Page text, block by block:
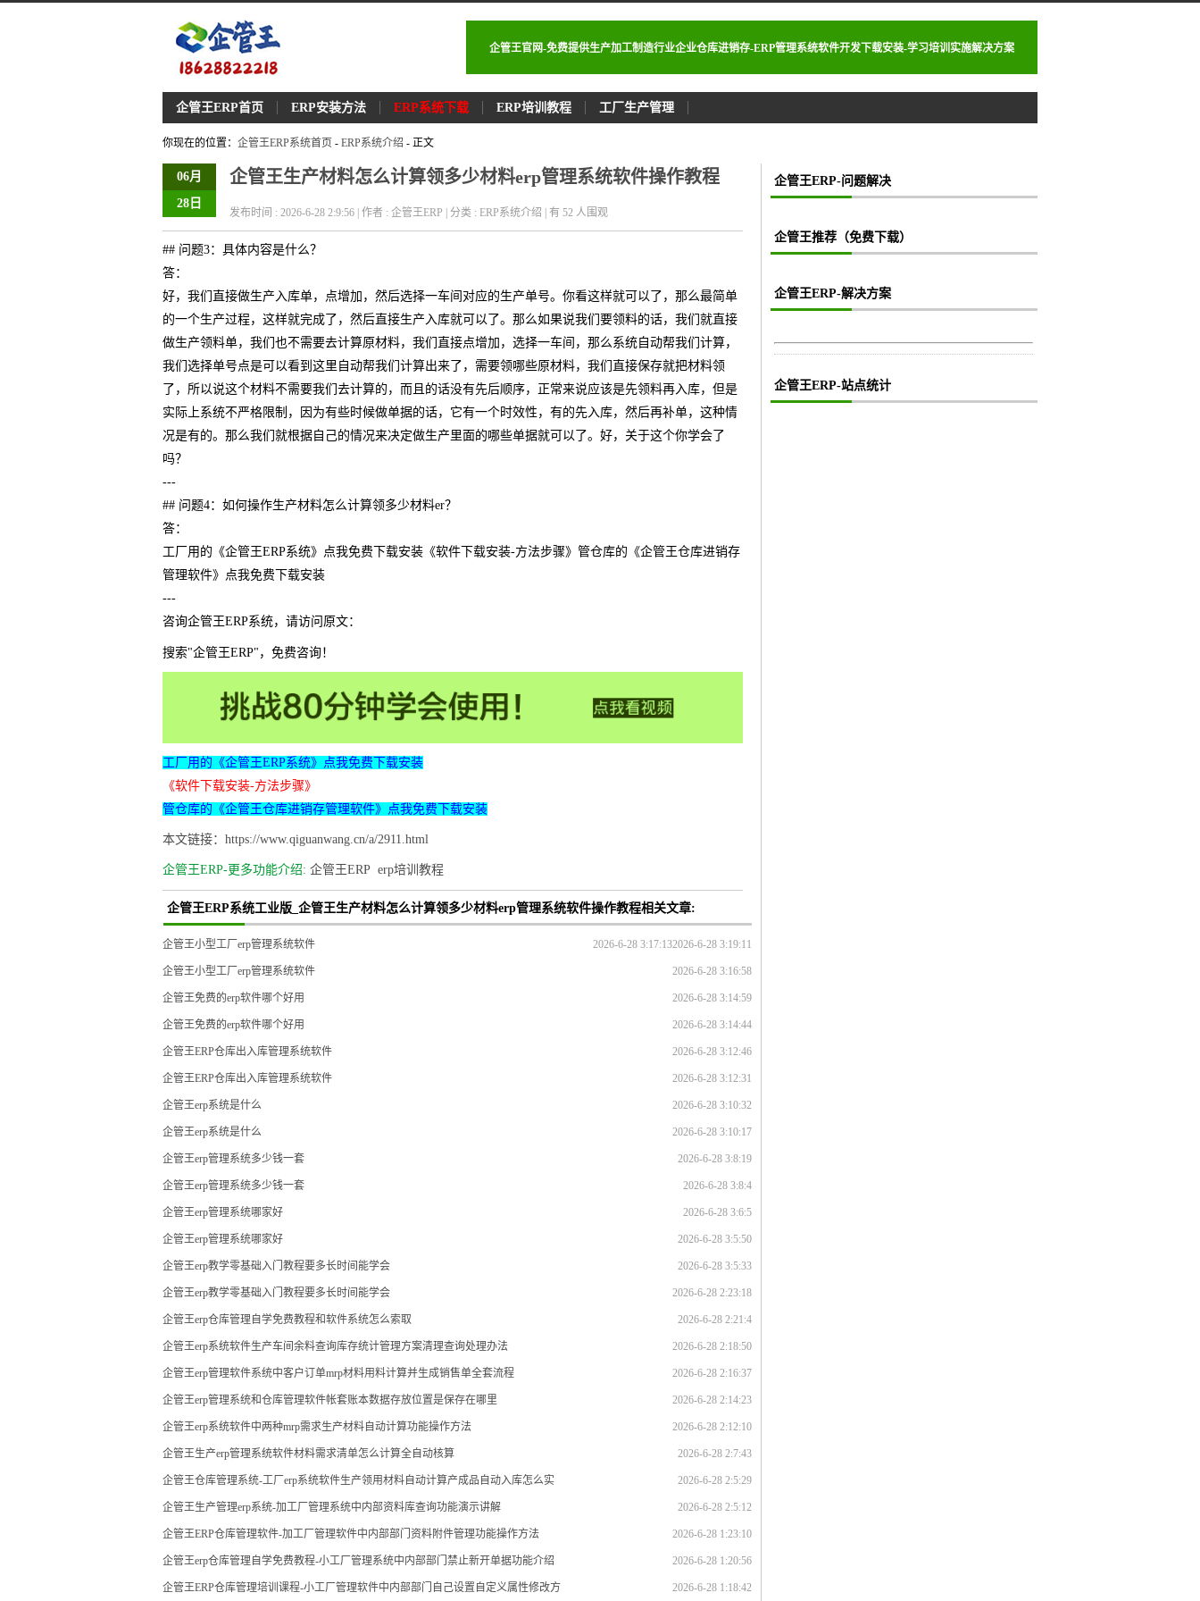
企管王官网-免费提供生产加工制造行业企业仓库进销存-ERP管理系统软件开发下载安装-学习培训实施解决方案
企管王ERP首页 ERP安装方法 ERP系统下载 ERP培训教程 工厂生产管理
你现在的位置： 企管王ERP系统首页 - ERP系统介绍 - 正文
06月
28日
企管王生产材料怎么计算领多少材料erp管理系统软件操作教程
发布时间 : 2026-6-28 2:9:56 | 作者 : 企管王ERP | 分类 : ERP系统介绍 | 有 52 人围观
## 问题3：具体内容是什么？
答：
好，我们直接做生产入库单，点增加，然后选择一车间对应的生产单号。你看这样就可以了，那么最简单
的一个生产过程，这样就完成了，然后直接生产入库就可以了。那么如果说我们要领料的话，我们就直接
做生产领料单，我们也不需要去计算原材料，我们直接点增加，选择一车间，那么系统自动帮我们计算，
我们选择单号点是可以看到这里自动帮我们计算出来了，需要领哪些原材料，我们直接保存就把材料领
了，所以说这个材料不需要我们去计算的，而且的话没有先后顺序，正常来说应该是先领料再入库，但是
实际上系统不严格限制，因为有些时候做单据的话，它有一个时效性，有的先入库，然后再补单，这种情
况是有的。那么我们就根据自己的情况来决定做生产里面的哪些单据就可以了。好，关于这个你学会了
吗？
---
## 问题4：如何操作生产材料怎么计算领多少材料er？
答：
工厂用的《企管王ERP系统》点我免费下载安装《软件下载安装-方法步骤》管仓库的《企管王仓库进销存
管理软件》点我免费下载安装
---
咨询企管王ERP系统，请访问原文：
搜索"企管王ERP"，免费咨询！
工厂用的《企管王ERP系统》点我免费下载安装
《软件下载安装-方法步骤》
管仓库的《企管王仓库进销存管理软件》点我免费下载安装
本文链接：https://www.qiguanwang.cn/a/2911.html
企管王ERP-更多功能介绍: 企管王ERP erp培训教程
企管王ERP系统工业版_企管王生产材料怎么计算领多少材料erp管理系统软件操作教程相关文章:
2026-6-28 3:19:11
企管王小型工厂erp管理系统软件 2026-6-28 3:17:13
企管王小型工厂erp管理系统软件 2026-6-28 3:16:58
企管王免费的erp软件哪个好用 2026-6-28 3:14:59
企管王免费的erp软件哪个好用 2026-6-28 3:14:44
企管王ERP仓库出入库管理系统软件 2026-6-28 3:12:46
企管王ERP仓库出入库管理系统软件 2026-6-28 3:12:31
企管王erp系统是什么 2026-6-28 3:10:32
企管王erp系统是什么 2026-6-28 3:10:17
企管王erp管理系统多少钱一套 2026-6-28 3:8:19
企管王erp管理系统多少钱一套 2026-6-28 3:8:4
企管王erp管理系统哪家好 2026-6-28 3:6:5
企管王erp管理系统哪家好 2026-6-28 3:5:50
企管王erp教学零基础入门教程要多长时间能学会 2026-6-28 3:5:33
企管王erp教学零基础入门教程要多长时间能学会 2026-6-28 2:23:18
企管王erp仓库管理自学免费教程和软件系统怎么索取 2026-6-28 2:21:4
企管王erp系统软件生产车间余料查询库存统计管理方案清理查询处理办法 2026-6-28 2:18:50
企管王erp管理软件系统中客户订单mrp材料用料计算并生成销售单全套流程 2026-6-28 2:16:37
企管王erp管理系统和仓库管理软件帐套账本数据存放位置是保存在哪里 2026-6-28 2:14:23
企管王erp系统软件中两种mrp需求生产材料自动计算功能操作方法 2026-6-28 2:12:10
企管王生产erp管理系统软件材料需求清单怎么计算全自动核算 2026-6-28 2:7:43
企管王仓库管理系统-工厂erp系统软件生产领用材料自动计算产成品自动入库怎么实
现
2026-6-28 2:5:29
企管王生产管理erp系统-加工厂管理系统中内部资料库查询功能演示讲解 2026-6-28 2:5:12
企管王ERP仓库管理软件-加工厂管理软件中内部部门资料附件管理功能操作方法 2026-6-28 1:23:10
企管王erp仓库管理自学免费教程-小工厂管理系统中内部部门禁止新开单据功能介绍 2026-6-28 1:20:56
企管王ERP仓库管理培训课程-小工厂管理软件中内部部门自己设置自定义属性修改方 2026-6-28 1:18:42
企管王ERP-问题解决
企管王推荐（免费下载）
企管王ERP-解决方案
企管王ERP-站点统计